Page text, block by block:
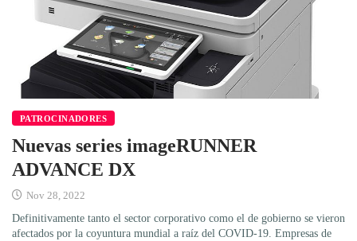
PATROCINADORES
Nuevas series imageRUNNER
ADVANCE DX
Nov 28, 2022
Definitivamente tanto el sector corporativo como el de gobierno se vieron
afectados por la coyuntura mundial a raíz del COVID-19. Empresas de